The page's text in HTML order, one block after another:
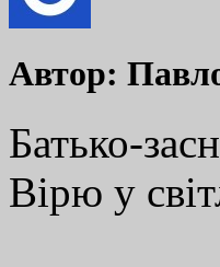
Автор:
Батько-
Вірю у